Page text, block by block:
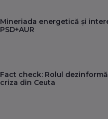
Mineriada energetică și
PSD+AUR
Fact check: Rolul
criza din Ceuta